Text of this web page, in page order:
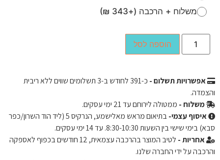
משלוח + הרכבה (+343 ₪)
הוספה לסל
אפשרויות תשלום - כ-391
לחודש ב-3 תשלומים שווים ללא ריבית
והצמדה.
משלוח - ממטולה לירוחם עד 21 ימי עסקים.
איסוף עצמי-
בתיאום מראש מאלישמע, הנרקיס 5 (ליד הוד השרון/כפר
סבא) בימי שישי בין השעות 8:30-10:30. עד 14 ימי עסקים.
אחריות -
לטיב המוצר בהרכבה עצמאית, 12 חודשים בכפוף לאספקה ​​
והרכבה על ידי החברה שלנו.